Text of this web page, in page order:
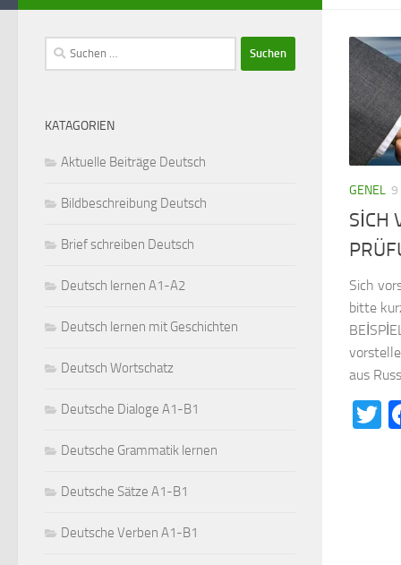
GENEL 9
SİCH
Sich
bitte
aus
Suchen
nach:
KATAGORIEN
Aktuelle Beiträge Deutsch
Bildbeschreibung Deutsch
Brief schreiben Deutsch
Deutsch lernen A1-A2
Deutsch lernen mit Geschichten
Deutsch Wortschatz
Deutsche Dialoge A1-B1
Deutsche Grammatik lernen
Deutsche Sätze A1-B1
Deutsche Verben A1-B1